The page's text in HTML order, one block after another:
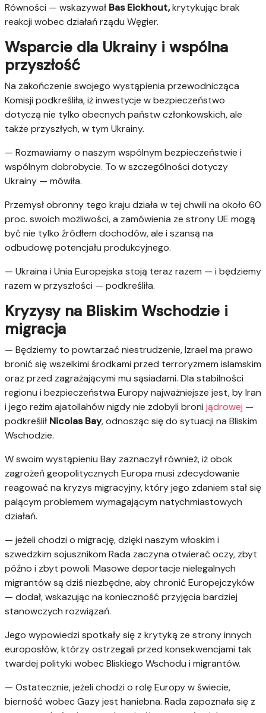
Równości — wskazywał Bas Eickhout,krytykując brak
reakcji wobec działań rządu Węgier.
Wsparcie dla Ukrainy i wspólna
przyszłość
Na zakończenie swojego wystąpienia przewodnicząca
Komisji podkreśliła, iż inwestycje w bezpieczeństwo
dotyczą nie tylko obecnych państw członkowskich, ale
także przyszłych, w tym Ukrainy.
— Rozmawiamy o naszym wspólnym bezpieczeństwie i
wspólnym dobrobycie. To w szczególności dotyczy
Ukrainy — mówiła.
Przemysł obronny tego kraju działa w tej chwili na około 60
proc. swoich możliwości, a zamówienia ze strony UE mogą
być nie tylko źródłem dochodów, ale i szansą na
odbudowę potencjału produkcyjnego.
— Ukraina i Unia Europejska stoją teraz razem — i będziemy
razem w przyszłości — podkreśliła.
Kryzysy na Bliskim Wschodzie i
migracja
— Będziemy to powtarzać niestrudzenie, Izrael ma prawo
bronić się wszelkimi środkami przed terroryzmem islamskim
oraz przed zagrażającymi mu sąsiadami. Dla stabilności
regionu i bezpieczeństwa Europy najważniejsze jest, by Iran
i jego reżim ajatollahów nigdy nie zdobyli broni jądrowej —
podkreślił Nicolas Bay, odnosząc się do sytuacji na Bliskim
Wschodzie.
W swoim wystąpieniu Bay zaznaczył również, iż obok
zagrożeń geopolitycznych Europa musi zdecydowanie
reagować na kryzys migracyjny, który jego zdaniem stał się
palącym problemem wymagającym natychmiastowych
działań.
— jeżeli chodzi o migrację, dzięki naszym włoskim i
szwedzkim sojusznikom Rada zaczyna otwierać oczy, zbyt
późno i zbyt powoli. Masowe deportacje nielegalnych
migrantów są dziś niezbędne, aby chronić Europejczyków
— dodał, wskazując na konieczność przyjęcia bardziej
stanowczych rozwiązań.
Jego wypowiedzi spotkały się z krytyką ze strony innych
europosłów, którzy ostrzegali przed konsekwencjami tak
twardej polityki wobec Bliskiego Wschodu i migrantów.
— Ostatecznie, jeżeli chodzi o rolę Europy w świecie,
bierność wobec Gazy jest haniebna. Rada zapoznała się z